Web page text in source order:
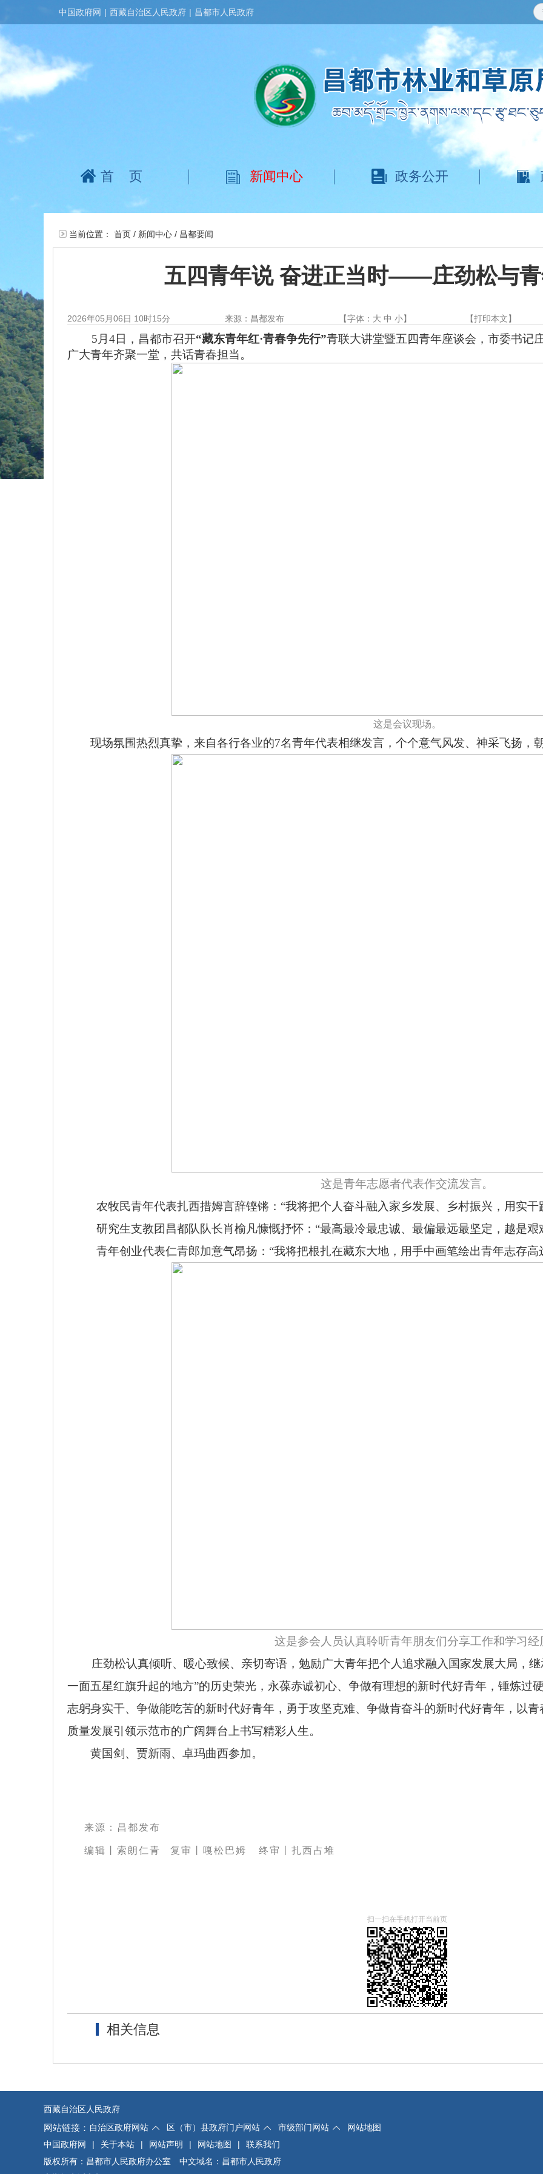
中国政府网 | 西藏自治区人民政府 | 昌都市人民政府
首页 新闻中心 政务公开
当前位置： 首页 / 新闻中心 / 昌都要闻
五四青年说 奋进正当时——庄劲松与
2026年05月06日 10时15分 来源：昌都发布 【字体： 大 中 小】 【打印本文】
5 月4日，昌都市召开“藏东青年红·青春争先行”青联大讲堂暨五四青年座谈会，市委书记
广大青年齐聚一堂，共话青春担当。
这是会议现场。
现场氛围热烈真挚，来自各行各业的7名青年代表相继发言，个个意气风发、神采飞扬，
这是青年志愿者代表作交流发言。
农牧民青年代表扎西措姆言辞铿锵： “我将把个人奋斗融入家乡发展、乡村振兴，用实干
研究生支教团昌都队队长肖榆凡慷慨抒怀： “最高最冷最忠诚、最偏最远最坚定，越是
青年创业代表仁青郎加意气昂扬： “我将把根扎在藏东大地，用手中画笔绘出青年志存
这是参会人员认真聆听青年朋友们分享工作和学习经
庄劲松认真倾听、暖心致候、亲切寄语，勉励广大青年把个人追求融入国家发展大局，继
一面五星红旗升起的地方”的历史荣光，永葆赤诚初心、争做有理想的新时代好青年，锤炼过
志躬身实干、争做能吃苦的新时代好青年，勇于攻坚克难、争做肯奋斗的新时代好青年，以
质量发展引领示范市的广阔舞台上书写精彩人生。
黄国剑、贾新雨、卓玛曲西参加。
来源：昌都发布
编辑丨索朗仁青 复审 嘎松巴姆 终审丨扎西占堆
扫一扫在手机打开当前页
相关信息
西藏自治区人民政府
网站链接： 自治区政府网站 区（市）县政府门户网站 市级部门网站
网站地图
中国政府网
| 关于本站 | 网站声明 | 网站地图 |
联系我们
版权所有：昌都市人民政府办公室 中文域名：昌都市人民政府